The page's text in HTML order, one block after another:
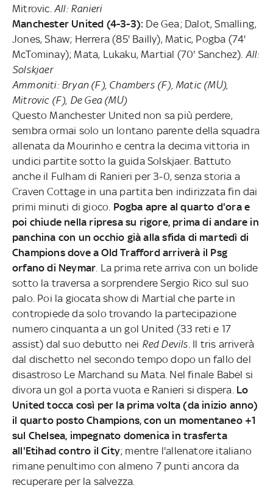
Mitrovic. All: Ranieri
Manchester United (4-3-3): De Gea; Dalot, Smalling,
Jones, Shaw; Herrera (85' Bailly), Matic, Pogba (74'
McTominay); Mata, Lukaku, Martial (70' Sanchez). All:
Solskjaer
Ammoniti: Bryan (F), Chambers (F), Matic (MU),
Mitrovic (F), De Gea (MU)
Questo Manchester United non sa più perdere,
sembra ormai solo un lontano parente della squadra
allenata da Mourinho e centra la decima vittoria in
undici partite sotto la guida Solskjaer. Battuto
anche il Fulham di Ranieri per 3-0, senza storia a
Craven Cottage in una partita ben indirizzata fin dai
primi minuti di gioco. Pogba apre al quarto d'ora e
poi chiude nella ripresa su rigore, prima di andare in
panchina con un occhio già alla sfida di martedì di
Champions dove a Old Trafford arriverà il Psg
orfano di Neymar . La prima rete arriva con un bolide
sotto la traversa a sorprendere Sergio Rico sul suo
palo. Poi la giocata show di Martial che parte in
contropiede da solo trovando la partecipazione
numero cinquanta a un gol United (33 reti e 17
assist) dal suo debutto nei Red Devils. Il tris arriverà
dal dischetto nel secondo tempo dopo un fallo del
disastroso Le Marchand su Mata. Nel finale Babel si
divora un gol a porta vuota e Ranieri si dispera. Lo
United tocca così per la prima volta (da inizio anno)
il quarto posto Champions, con un momentaneo +1
sul Chelsea, impegnato domenica in trasferta
all'Etihad contro il City; mentre l'allenatore italiano
rimane penultimo con almeno 7 punti ancora da
recuperare per la salvezza.